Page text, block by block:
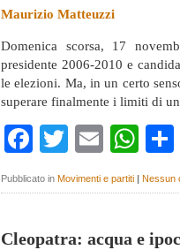
Maurizio Matteuzzi
Domenica scorsa, 17
presidente 2006-2010 e
le elezioni. Ma, in un certo
superare finalmente i limiti di
Facebook
TwitterEmail
Pubblicato in Movimenti e partiti Nessun
Cleopatra: acqua e